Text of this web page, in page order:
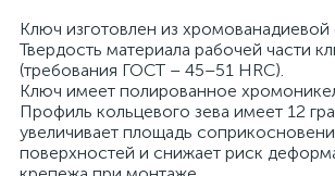
Ключ изготовлен из хромованадиевой
Твердость материала рабочей части
(требования ГОСТ – 45–51 HRC).
Ключ имеет полированное
Профиль кольцевого зева имеет 12
увеличивает площадь
поверхностей и снижает риск